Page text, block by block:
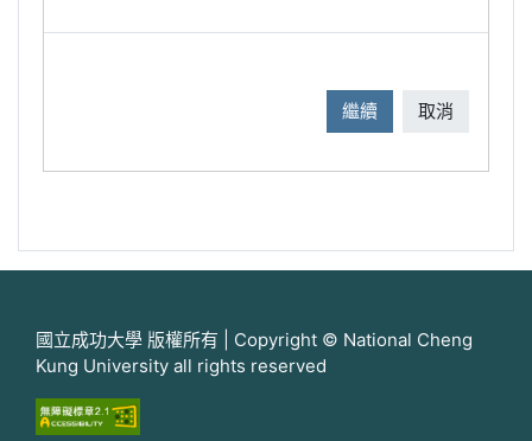
繼續 取消
國立成功大學 版權所有 | Copyright © National Cheng
Kung University all rights reserved